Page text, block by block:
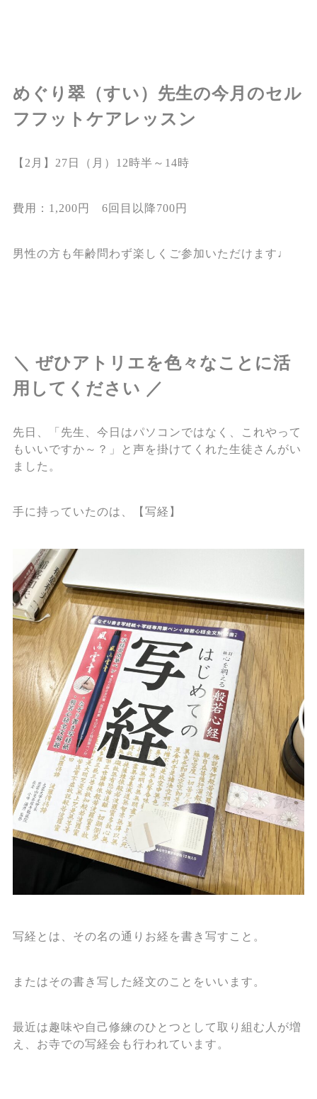
めぐり翠（すい）先生の今月のセル
フフットケアレッスン
【2月】27日（月）12時半～14時
費用：1,200円 6回目以降700円
男性の方も年齢問わず楽しくご参加いただけます♩
＼ ぜひアトリエを色々なことに活
用してください ／
先日、「先生、今日はパソコンではなく、これやって
もいいですか～？」と声を掛けてくれた生徒さんがい
ました。
手に持っていたのは、【写経】
写経とは、その名の通りお経を書き写すこと。
またはその書き写した経文のことをいいます。
最近は趣味や自己修練のひとつとして取り組む人が増
え、お寺での写経会も行われています。